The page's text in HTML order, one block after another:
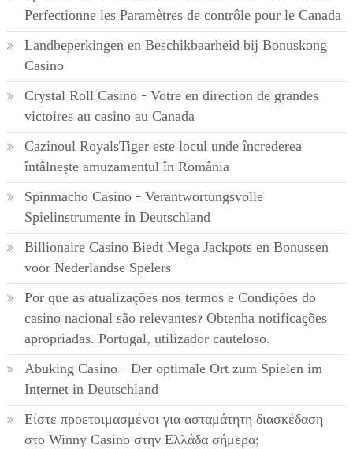
Perfectionne les Paramètres de contrôle pour le Canada
Landbeperkingen en Beschikbaarheid bij Bonuskong
Casino
Crystal Roll Casino – Votre en direction de grandes
victoires au casino au Canada
Cazinoul RoyalsTiger este locul unde încrederea
întâlnește amuzamentul în România
Spinmacho Casino – Verantwortungsvolle
Spielinstrumente in Deutschland
Billionaire Casino Biedt Mega Jackpots en Bonussen
voor Nederlandse Spelers
Por que as atualizações nos termos e Condições do
casino nacional são relevantes? Obtenha notificações
apropriadas. Portugal, utilizador cauteloso.
Abuking Casino – Der optimale Ort zum Spielen im
Internet in Deutschland
Είστε προετοιμασμένοι για ασταμάτητη διασκέδαση
στο Winny Casino στην Ελλάδα σήμερα;